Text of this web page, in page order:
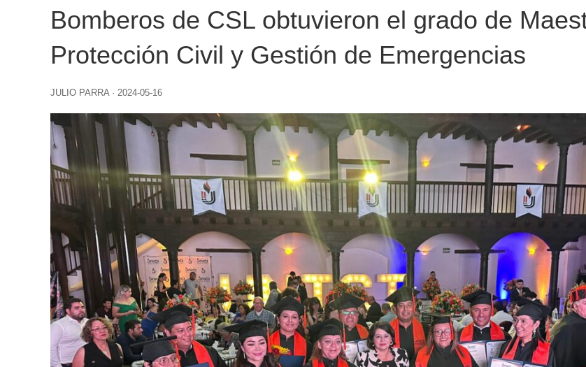
Bomberos de CSL obtuvieron el grado de
Protección Civil y Gestión de Emergencias
JULIO PARRA · 2024-05-16